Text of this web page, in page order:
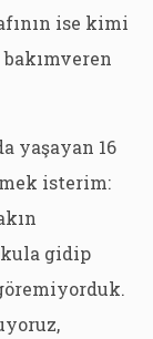
ise kimi
yaşayan 16
isterim:
gidip